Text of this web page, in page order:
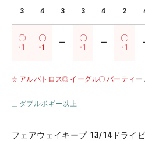
3 4 3 3 4 2
-1 -1
ー
-1
ー
-1
アルバトロス イーグル バーティ ー
ダブルボギー以上
フェアウェイキープ 13/14 ドライ